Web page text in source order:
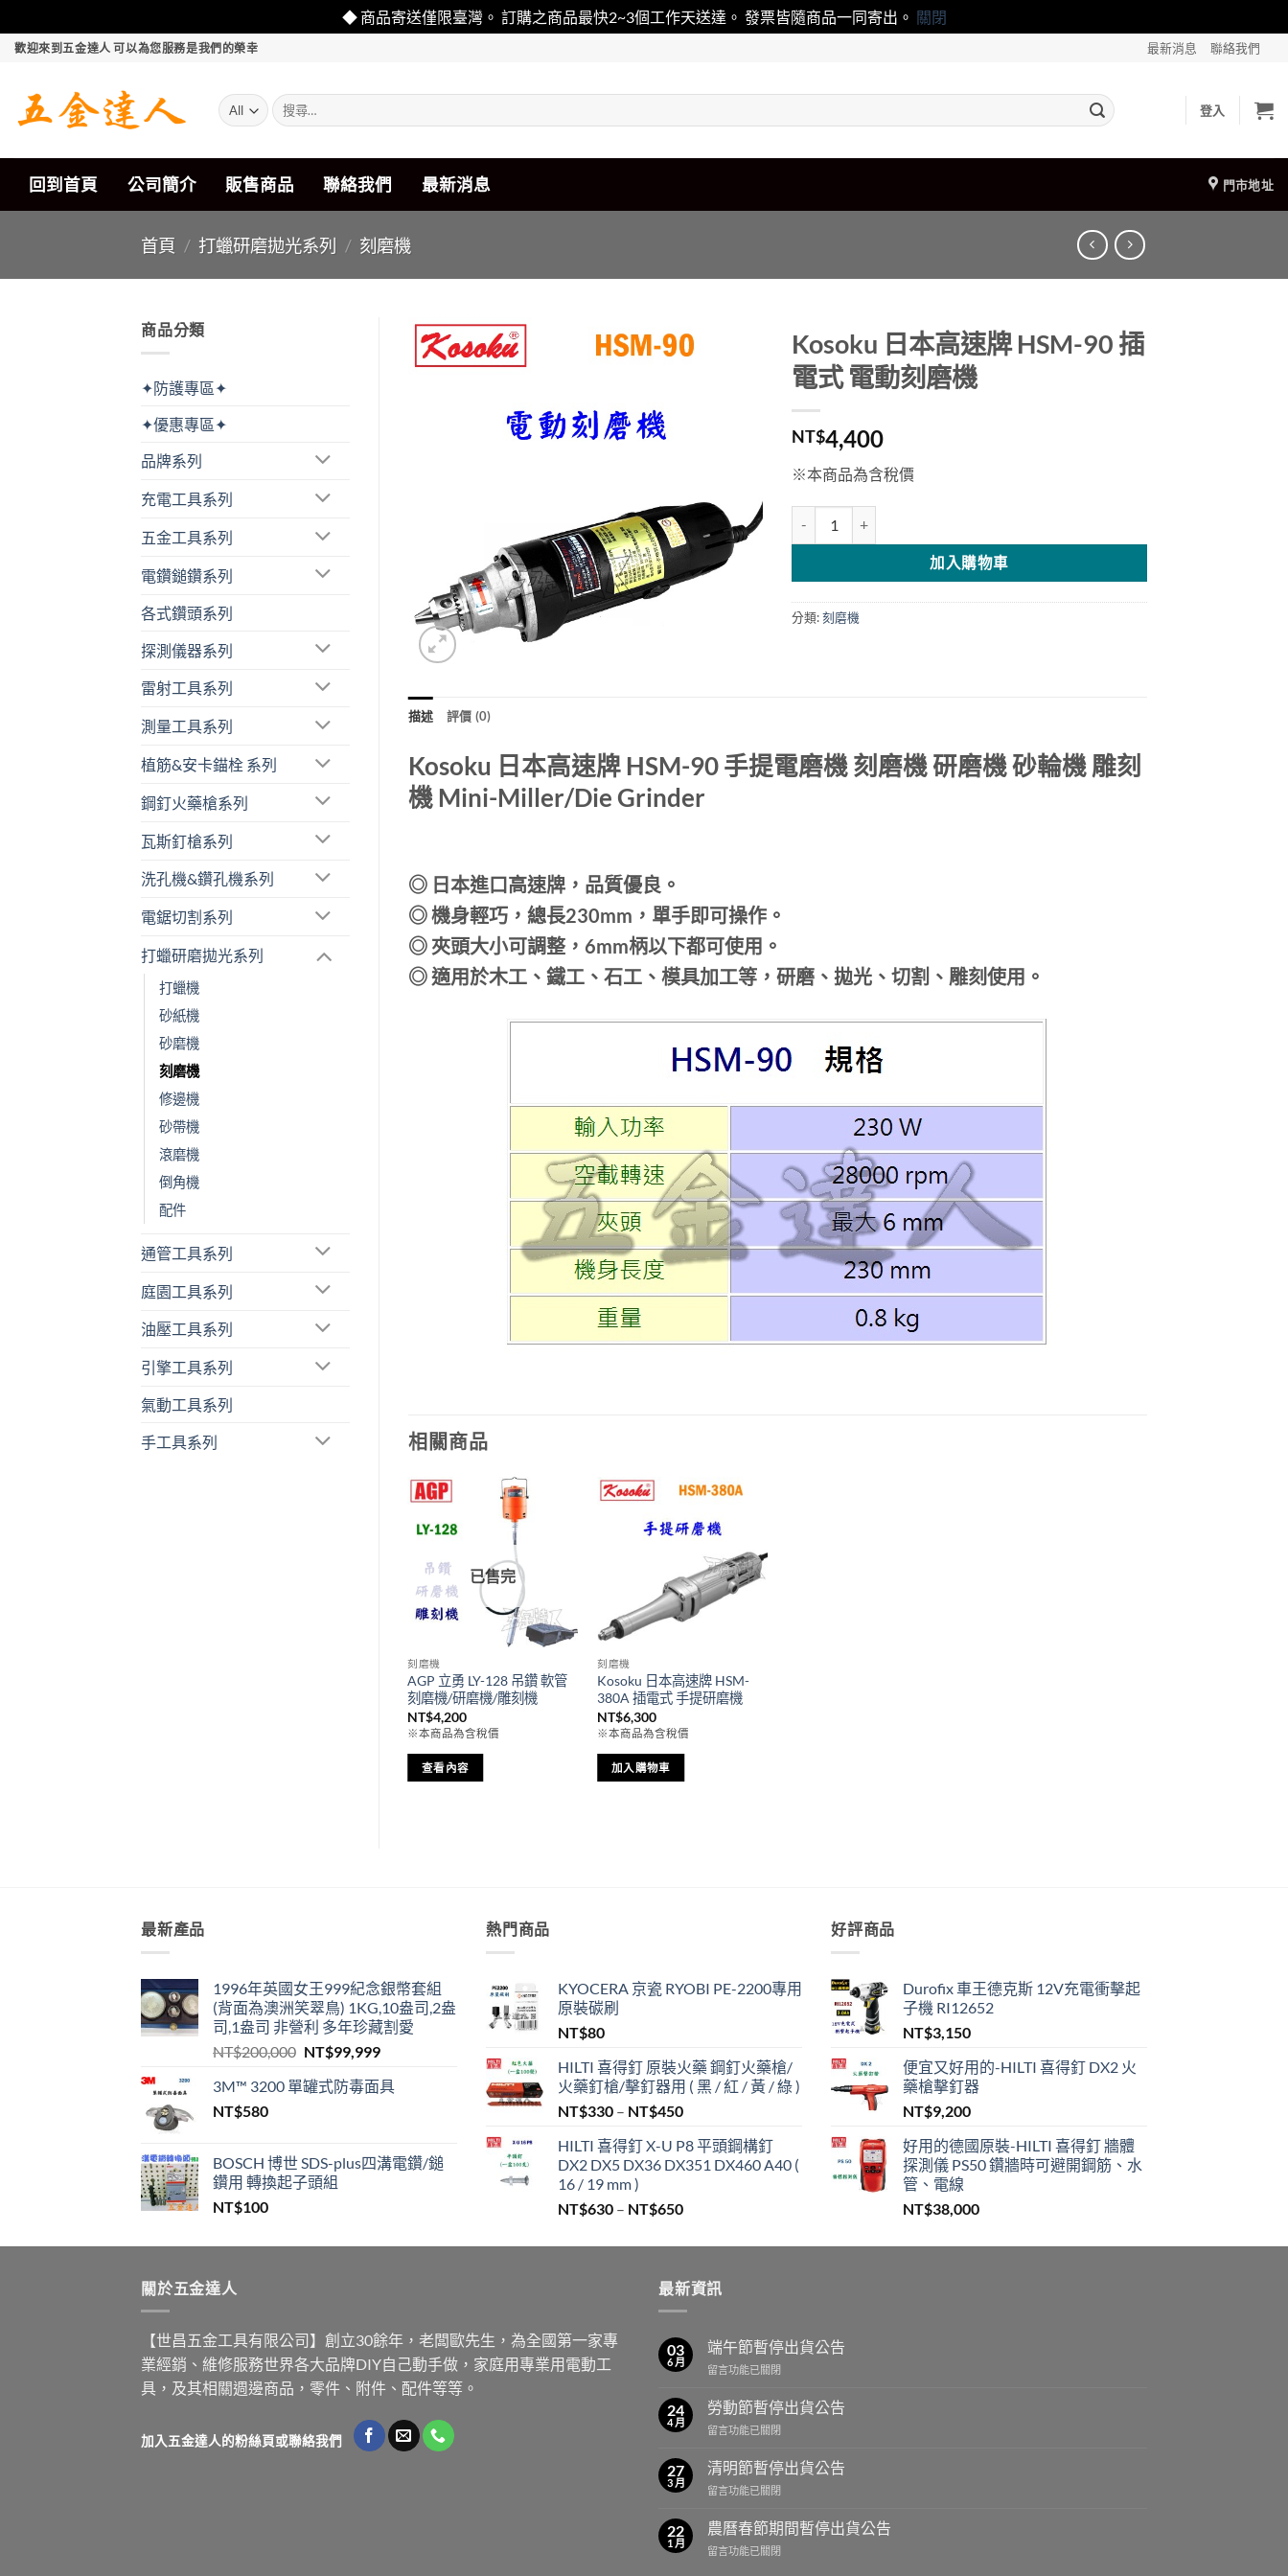
◆ 商品寄送僅限臺灣。 訂購之商品最快2~3個工作天送達。 發票皆隨商品一同寄出。 關閉
Skip
content
歡迎來到五金達人 可以為您服務是我們的榮幸 最新消息 聯絡我們
搜
尋
鍵
字:
登入
回到首頁 公司簡介 販售商品 聯絡我們 最新消息 門市地址
首頁 / 打蠟研磨拋光系列 / 刻磨機
商品分類
✦防護專區✦
✦優惠專區✦
品牌系列
充電工具系列
五金工具系列
電鑽鎚鑽系列
各式鑽頭系列
探測儀器系列
雷射工具系列
測量工具系列
植筋&安卡錨栓 系列
鋼釘火藥槍系列
瓦斯釘槍系列
洗孔機&鑽孔機系列
電鋸切割系列
打蠟研磨拋光系列
打蠟機
砂紙機
砂磨機
刻磨機
修邊機
砂帶機
滾磨機
倒角機
配件
通管工具系列
庭園工具系列
油壓工具系列
引擎工具系列
氣動工具系列
手工具系列
Kosoku 日本高速牌 HSM-90 插
電式 電動刻磨機
NT$4,400
※本商品為含稅價
加入購物車
分類:刻磨機
描述 評價 (0)
Kosoku 日本高速牌 HSM-90 手提電磨機 刻磨機 研磨機 砂輪機 雕刻
機 Mini-Miller/Die Grinder
◎ 日本進口高速牌，品質優良。
◎ 機身輕巧，總長230mm，單手即可操作。
◎ 夾頭大小可調整，6mm柄以下都可使用。
◎ 適用於木工、鐵工、石工、模具加工等，研磨、拋光、切割、雕刻使用。
相關商品
已售完
刻磨機
AGP 立勇 LY-128 吊鑽 軟管
刻磨機/研磨機/雕刻機
NT$4,200
※本商品為含稅價
查看內容
刻磨機
Kosoku 日本高速牌 HSM-
380A 插電式 手提研磨機
NT$6,300
※本商品為含稅價
加入購物車
最新產品
1996年英國女王999紀念銀幣套組
(背面為澳洲笑翠鳥) 1KG,10盎司,2盎
司,1盎司 非營利 多年珍藏割愛
NT$200,000 原
價
NT$99,999目
價
3M™ 3200 單罐式防毒面具
NT$580
BOSCH 博世 SDS-plus四溝電鑽/鎚
鑽用 轉換起子頭組
NT$100
熱門商品
KYOCERA 京瓷 RYOBI PE-2200專用
原裝碳刷
NT$80
HILTI 喜得釘 原裝火藥 鋼釘火藥槍/
火藥釘槍/擊釘器用 ( 黑 / 紅 / 黃 / 綠 )
NT$330 – NT$450價
範
圍：
到
HILTI 喜得釘 X-U P8 平頭鋼構釘
DX2 DX5 DX36 DX351 DX460 A40 (
16 / 19 mm )
NT$630 – NT$650價
範
NT$630
到
好評商品
Durofix 車王德克斯 12V充電衝擊起
子機 RI12652
NT$3,150
便宜又好用的-HILTI 喜得釘 DX2 火
藥槍擊釘器
NT$9,200
好用的德國原裝-HILTI 喜得釘 牆體
探測儀 PS50 鑽牆時可避開鋼筋、水
管、電線
NT$38,000
關於五金達人
【世昌五金工具有限公司】創立30餘年，老闆歐先生，為全國第一家專
業經銷、維修服務世界各大品牌DIY自己動手做，家庭用專業用電動工
具，及其相關週邊商品，零件、附件、配件等等。
加入五金達人的粉絲頁或聯絡我們
最新資訊
03
6 月
端午節暫停出貨公告
在
午
節
暫
出
貨
公
中
留言功能已關閉
24
4 月
勞動節暫停出貨公告
在
動
節
暫
出
貨
公
留言功能已關閉
27
3 月
清明節暫停出貨公告
在
明
節
暫
留言功能已關閉
22
1 月
農曆春節期間暫停出貨公告
在
留言功能已關閉